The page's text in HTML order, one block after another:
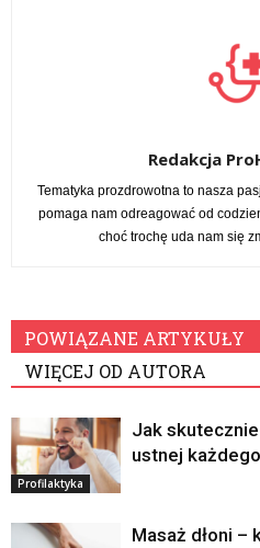
Redakcja
Tematyka prozdrowotna to nasza
pomaga nam odreagować od
choć trochę uda nam się
POWIĄZANE ARTYKUŁY
WIĘCEJ OD AUTORA
Profilaktyka
Jak
ustnej
Masaż dłoni